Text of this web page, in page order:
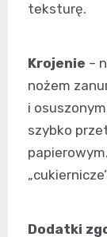
teksturę.
Krojenie –
nożem
i
szybko
Dodatki